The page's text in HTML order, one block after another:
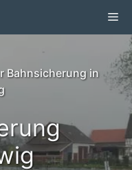
Bahnsicherung in